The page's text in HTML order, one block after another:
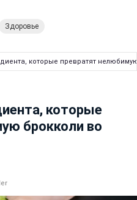
Здоровье
которые превратят
которые
брокколи во